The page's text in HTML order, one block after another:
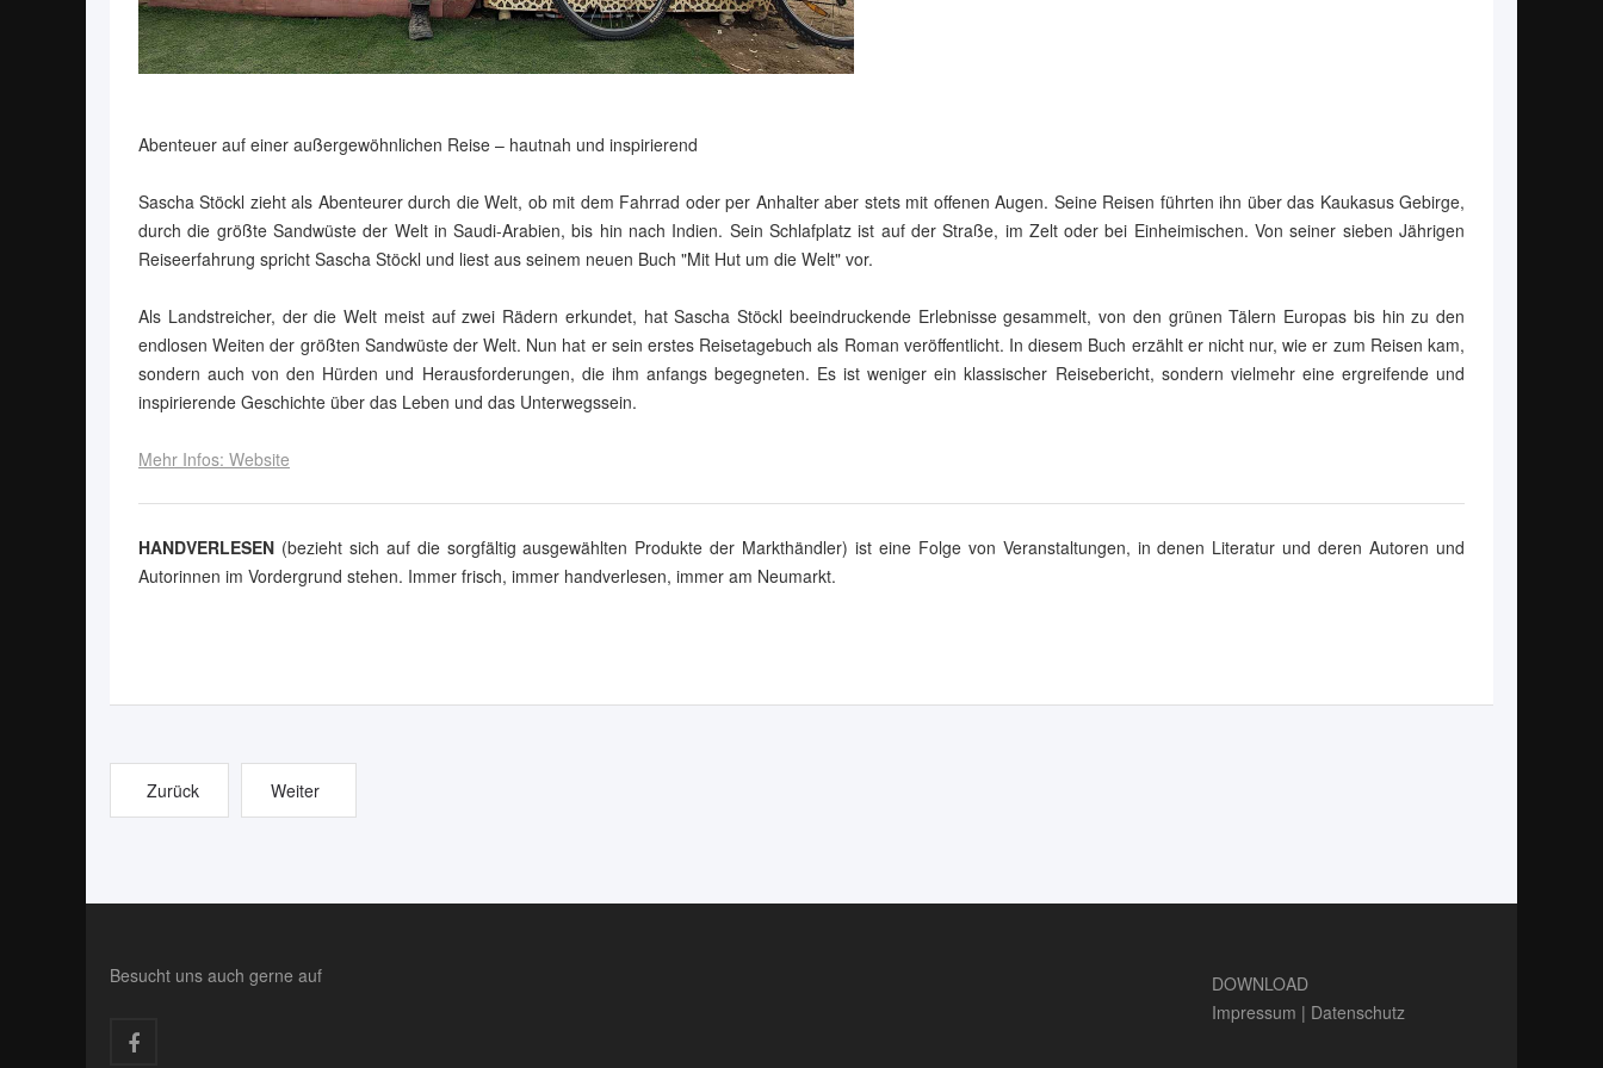
Abenteuer auf einer außergewöhnlichen Reise – hautnah und inspirierend
Sascha Stöckl zieht als Abenteurer durch die Welt, ob mit dem Fahrrad oder per Anhalter aber stets mit offenen Augen. Seine Reisen führten ihn über das Kaukasus Gebirge,
durch die größte Sandwüste der Welt in Saudi-Arabien, bis hin nach Indien. Sein Schlafplatz ist auf der Straße, im Zelt oder bei Einheimischen. Von seiner sieben Jährigen
Reiseerfahrung spricht Sascha Stöckl und liest aus seinem neuen Buch "Mit Hut um die Welt" vor.
Als Landstreicher, der die Welt meist auf zwei Rädern erkundet, hat Sascha Stöckl beeindruckende Erlebnisse gesammelt, von den grünen Tälern Europas bis hin zu den
endlosen Weiten der größten Sandwüste der Welt. Nun hat er sein erstes Reisetagebuch als Roman veröffentlicht. In diesem Buch erzählt er nicht nur, wie er zum Reisen kam,
sondern auch von den Hürden und Herausforderungen, die ihm anfangs begegneten. Es ist weniger ein klassischer Reisebericht, sondern vielmehr eine ergreifende und
inspirierende Geschichte über das Leben und das Unterwegssein.
Mehr Infos: Website
HANDVERLESEN (bezieht sich auf die sorgfältig ausgewählten Produkte der Markthändler) ist eine Folge von Veranstaltungen, in denen Literatur und deren Autoren und
Autorinnen im Vordergrund stehen. Immer frisch, immer handverlesen, immer am Neumarkt.
Zurück Weiter
Besucht uns auch gerne auf
DOWNLOAD
Impressum | Datenschutz